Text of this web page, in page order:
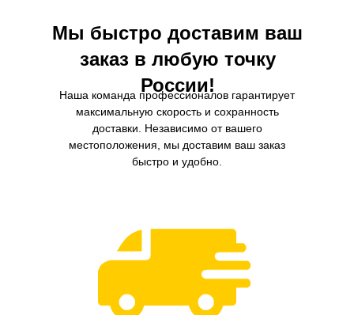
Мы быстро доставим ваш
заказ в любую точку
России!
Наша команда профессионалов гарантирует
максимальную скорость и сохранность
доставки. Независимо от вашего
местоположения, мы доставим ваш заказ
быстро и удобно.